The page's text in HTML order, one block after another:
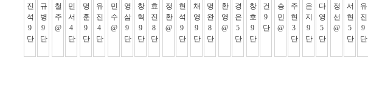
진
석
9
단
규
병
9
단
철
주
@
민
서
4
단
명
훈
9
단
유
진
4
단
민
수
@
영
삼
9
단
창
혁
9
단
효
진
8
단
정
환
@
현
석
9
단
채
영
9
단
명
완
8
단
환
영
@
경
은
5
단
창
호
9
단
건
9
단
승
민
@
주
현
3
단
은
지
9
단
다
영
5
단
정
선
@
서
현
5
단
유
진
9
단